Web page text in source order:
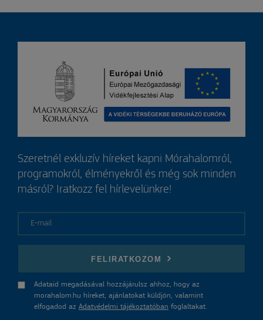
Szeretnél exkluzív híreket kapni Mórahalomról,
programokról, élményekről és még sok minden
másról? Iratkozz fel hírlevelünkre!
FELIRATKOZOM
Adataid megadásával hozzájárulsz ahhoz, hogy az
morahalom.hu híreket, ajánlatokat küldjön, valamint
elfogadod az Adatvédelmi tájékoztatóban foglaltakat.